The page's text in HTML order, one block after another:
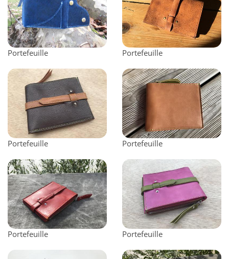
Portefeuille Portefeuille
Portefeuille Portefeuille
Portefeuille Portefeuille